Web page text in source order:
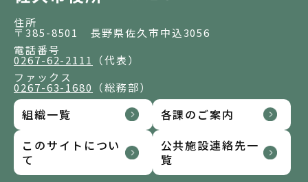
住所
〒385-8501 長野県佐久市中込3056
電話番号
0267-62-2111
（代表）
ファックス
0267-63-1680 （総務部）
組織一覧
各課のご案内
このサイトについ
て
公共施設連絡先一
覧